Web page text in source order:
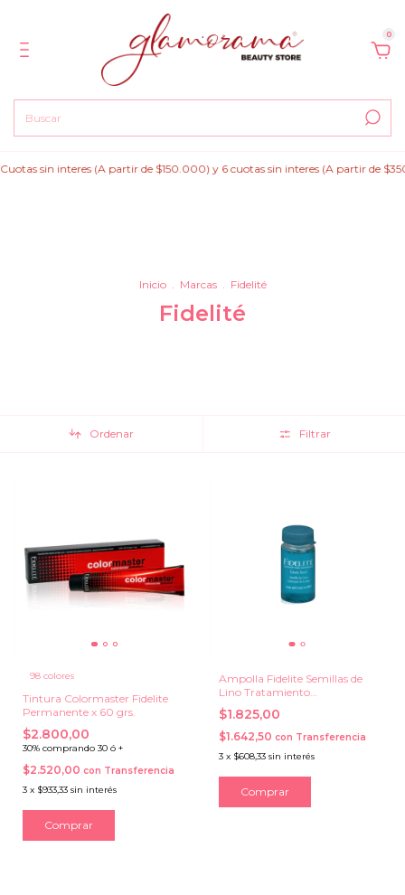
0
sin interes (A partir de $150.000) y 6 cuotas sin interes (A partir de
Inicio . Marcas . Fidelité
Fidelité
Ordenar Filtrar
98 colores
Tintura Colormaster Fidelite
Permanente x 60 grs.
$2.800,00
30% comprando 30 ó +
$2.520,00 con Transferencia
3 x $933,33 sin interés
Comprar
Ampolla Fidelite Semillas de
Lino Tratamiento
Reestructurante x 15 ml.
$1.825,00
$1.642,50 con Transferencia
3 x $608,33 sin interés